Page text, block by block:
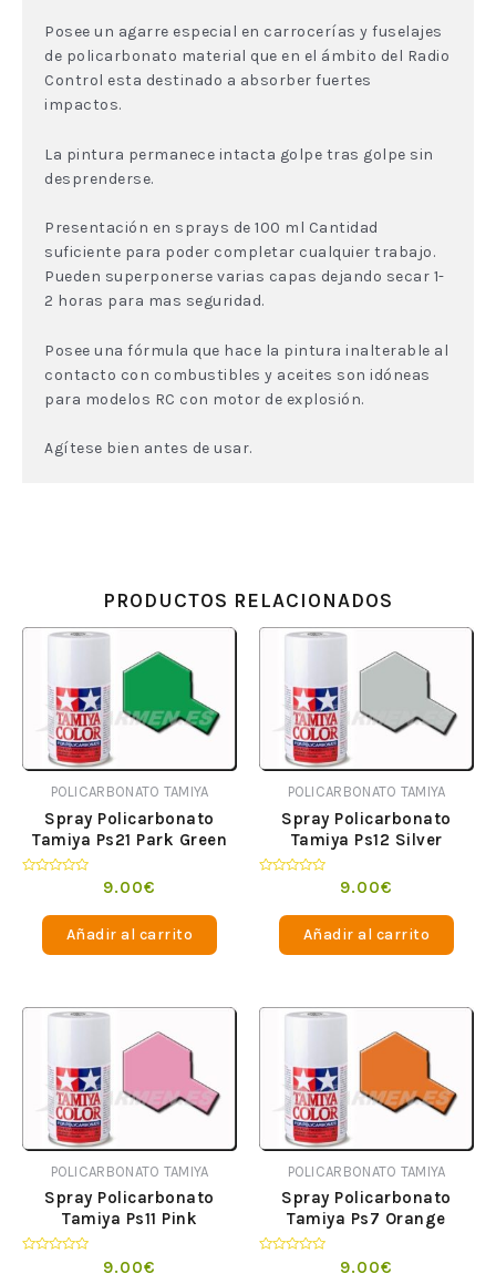
Posee un agarre especial en carrocerías y fuselajes
de policarbonato material que en el ámbito del Radio
Control esta destinado a absorber fuertes
impactos.
La pintura permanece intacta golpe tras golpe sin
desprenderse.
Presentación en sprays de 100 ml Cantidad
suficiente para poder completar cualquier trabajo.
Pueden superponerse varias capas dejando secar 1-
2 horas para mas seguridad.
Posee una fórmula que hace la pintura inalterable al
contacto con combustibles y aceites son idóneas
para modelos RC con motor de explosión.
Agítese bien antes de usar.
PRODUCTOS RELACIONADOS
POLICARBONATO TAMIYA
Spray Policarbonato
Tamiya Ps21 Park Green
9.00€
Añadir al carrito
POLICARBONATO TAMIYA
Spray Policarbonato
Tamiya Ps12 Silver
9.00€
Añadir al carrito
POLICARBONATO TAMIYA
Spray Policarbonato
Tamiya Ps11 Pink
9.00€
POLICARBONATO TAMIYA
Spray Policarbonato
Tamiya Ps7 Orange
9.00€